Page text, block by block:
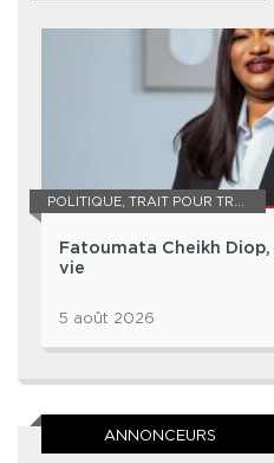
POLITIQUE, TRAIT POUR TRAIT
Fatoumata Cheikh Diop,
vie
5 août 2026
ANNONCEURS